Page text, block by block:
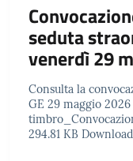
seduta
venerdì 29
Consulta la
GE 29 maggio
294.81 KB Download